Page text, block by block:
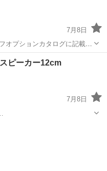
7月8日
オプションカタログに記載
ディオ クラリオン
ピーカー12cm
7月8日